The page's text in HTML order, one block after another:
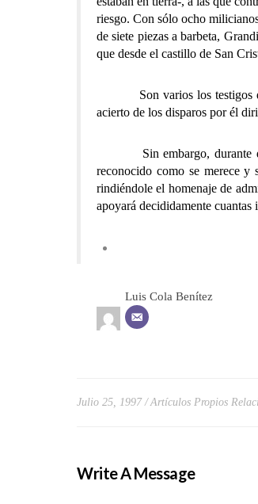
riesgo. Con sólo ocho
de siete piezas a barbeta,
que desde el castillo de San
Son varios los testigos que
acierto de los disparos por él
Sin embargo, durante
reconocido como se merece y
rindiéndole el homenaje de
apoyará decididamente
Luis Cola Benítez
Julio 25, 1997 Artículos Propios
Write A Message